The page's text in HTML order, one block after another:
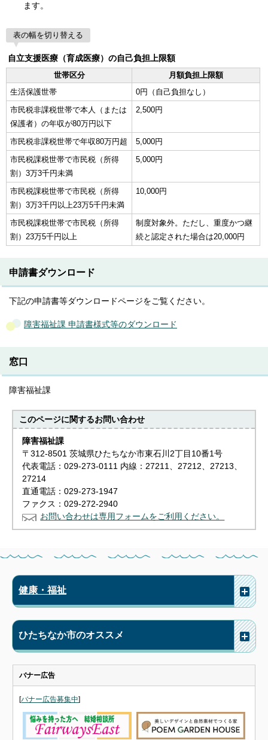
ます。
表の幅を切り替える
自立支援医療（育成医療）の自己負担上限額
世帯区分
月額負担上限額
生活保護世帯
0円（自己負担なし）
市民税非課税世帯で本人（または
保護者）の年収が80万円以下
2,500円
市民税非課税世帯で年収80万円超
5,000円
市民税課税世帯で市民税（所得
割）3万3千円未満
5,000円
市民税課税世帯で市民税（所得
割）3万3千円以上23万5千円未満
10,000円
市民税課税世帯で市民税（所得
割）23万5千円以上
制度対象外。ただし、重度かつ継
続と認定された場合は20,000円
申請書ダウンロード
下記の申請書等ダウンロードページをご覧ください。
障害福祉課 申請書様式等のダウンロード
窓口
障害福祉課
このページに関するお問い合わせ
障害福祉課
〒312-8501 茨城県ひたちなか市東石川2丁目10番1号
代表電話：029-273-0111 内線：27211、27212、27213、
27214
直通電話：029-273-1947
ファクス：029-272-2940
お問い合わせは専用フォームをご利用ください。
健康・福祉
ひたちなか市のオススメ
バナー広告
[バナー広告募集中]